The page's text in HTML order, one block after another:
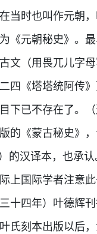
在当时也叫作元朝
《元朝秘史》。
文（用畏兀儿字
四《塔塔统阿传
下已不存在了。
的《蒙古秘史》
的汉译本，也承
上国际学者注意
十四年）叶德辉
氏刻本出版以后